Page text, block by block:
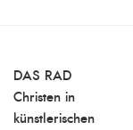
DAS RAD
Christen in
künstlerischen